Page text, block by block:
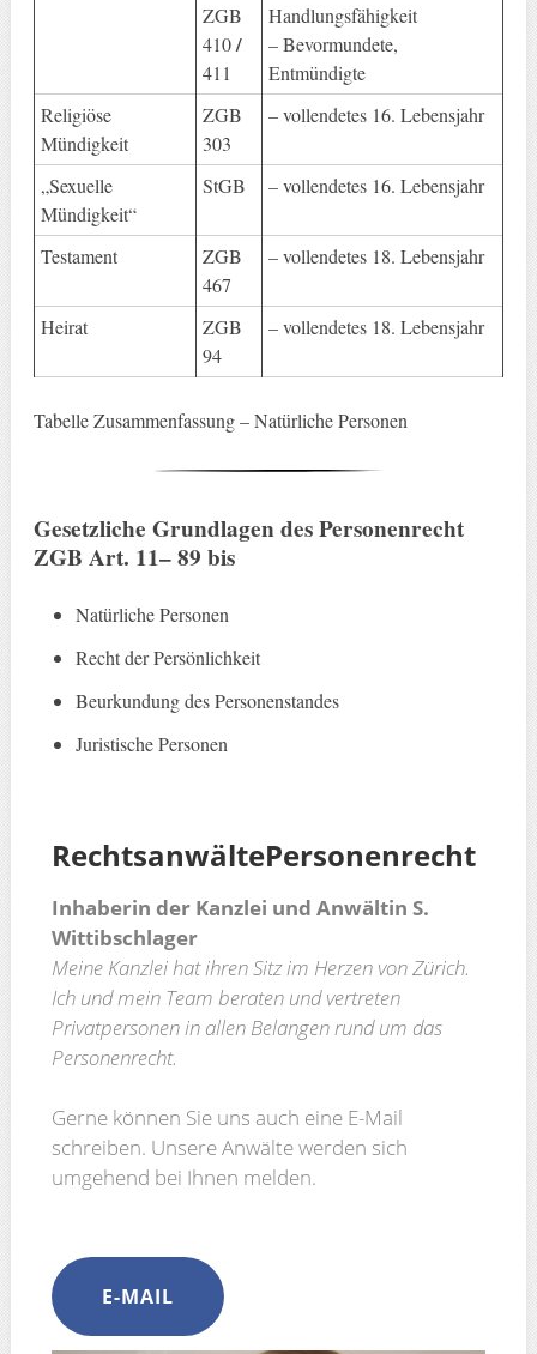
ZGB
410/
411
Handlungsfähigkeit
– Bevormundete,
Entmündigte
Religiöse
Mündigkeit
ZGB
303
– vollendetes 16. Lebensjahr
„Sexuelle
Mündigkeit“
StGB – vollendetes 16. Lebensjahr
Testament
ZGB
467
– vollendetes 18. Lebensjahr
Heirat
ZGB
94
– vollendetes 18. Lebensjahr
Tabelle Zusammenfassung – Natürliche Personen
Gesetzliche Grundlagendes Personenrecht
ZGB Art. 11– 89 bis
Natürliche Personen
Recht der Persönlichkeit
Beurkundung des Personenstandes
Juristische Personen
RechtsanwältePersonenrecht
Inhaberin der Kanzlei und Anwältin S.
Wittibschlager
Meine Kanzlei hat ihren Sitz im Herzen von Zürich.
Ich und mein Team beraten und vertreten
Privatpersonen in allen Belangen rund um das
Personenrecht.
Gerne können Sie uns auch eine E-Mail
schreiben. Unsere Anwälte werden sich
umgehend bei Ihnen melden.
E-MAIL